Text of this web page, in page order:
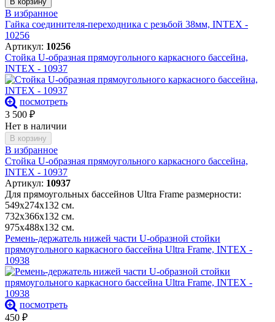
В избранное
Гайка соединителя-переходника с резьбой 38мм, INTEX -
10256
Артикул: 10256
Стойка U-образная прямоугольного каркасного бассейна,
INTEX - 10937
посмотреть
3 500 ₽
Нет в наличии
В корзину
В избранное
Стойка U-образная прямоугольного каркасного бассейна,
INTEX - 10937
Артикул: 10937
Для прямоугольных бассейнов Ultra Frame размерности:
549х274х132 см.
732х366х132 см.
975х488х132 см.
Ремень-держатель нижей части U-образной стойки
прямоугольного каркасного бассейна Ultra Frame, INTEX -
10938
посмотреть
450 ₽